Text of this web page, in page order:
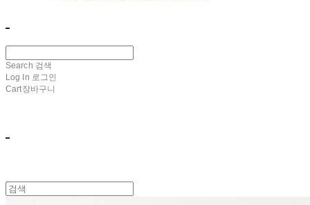
Search 검색
Log In 로그인
Cart장바구니